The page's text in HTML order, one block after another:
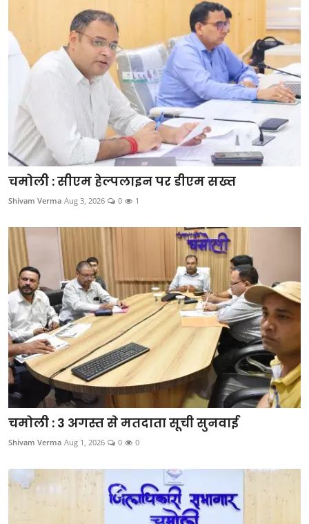
चमोली : सीएम हेल्पलाइन पर डीएम सख्त
Shivam Verma Aug 3, 2026 0 1
चमोली : 3 अगस्त से मतदाता सूची सुनवाई
Shivam Verma Aug 1, 2026 0 0